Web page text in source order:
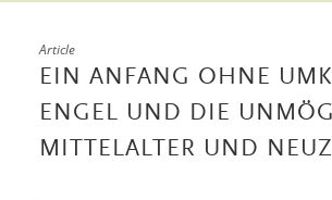
Article
EIN ANFANG OHNE
ENGEL UND DIE
MITTELALTER UND